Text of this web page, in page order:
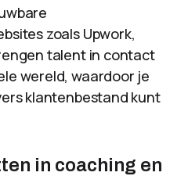
zoals Upwork,
talent in contact
wereld, waardoor je
klantenbestand kunt
in coaching en